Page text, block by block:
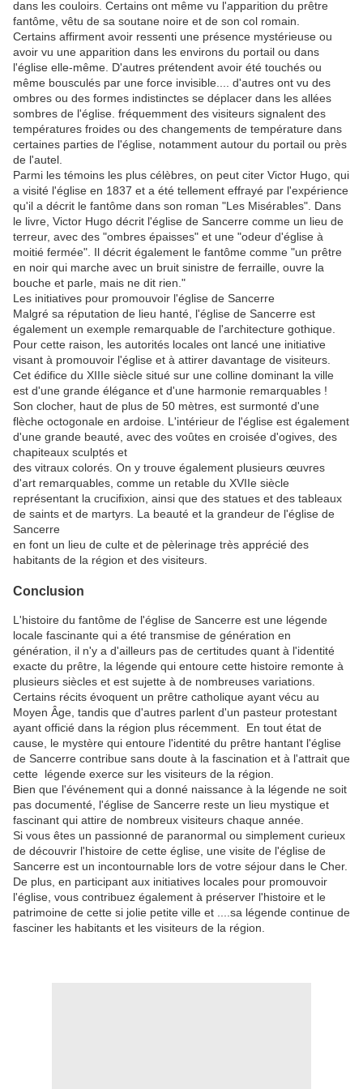
dans les couloirs. Certains ont même vu l'apparition du prêtre
fantôme, vêtu de sa soutane noire et de son col romain.
Certains affirment avoir ressenti une présence mystérieuse ou
avoir vu une apparition dans les environs du portail ou dans
l'église elle-même. D'autres prétendent avoir été touchés ou
même bousculés par une force invisible.... d'autres ont vu des
ombres ou des formes indistinctes se déplacer dans les allées
sombres de l'église. fréquemment des visiteurs signalent des
températures froides ou des changements de température dans
certaines parties de l'église, notamment autour du portail ou près
de l'autel.
Parmi les témoins les plus célèbres, on peut citer Victor Hugo, qui
a visité l'église en 1837 et a été tellement effrayé par l'expérience
qu'il a décrit le fantôme dans son roman "Les Misérables". Dans
le livre, Victor Hugo décrit l'église de Sancerre comme un lieu de
terreur, avec des "ombres épaisses" et une "odeur d'église à
moitié fermée". Il décrit également le fantôme comme "un prêtre
en noir qui marche avec un bruit sinistre de ferraille, ouvre la
bouche et parle, mais ne dit rien."
Les initiatives pour promouvoir l'église de Sancerre
Malgré sa réputation de lieu hanté, l'église de Sancerre est
également un exemple remarquable de l'architecture gothique.
Pour cette raison, les autorités locales ont lancé une initiative
visant à promouvoir l'église et à attirer davantage de visiteurs.
Cet édifice du XIIIe siècle situé sur une colline dominant la ville
est d'une grande élégance et d'une harmonie remarquables !
Son clocher, haut de plus de 50 mètres, est surmonté d'une
flèche octogonale en ardoise. L'intérieur de l'église est également
d'une grande beauté, avec des voûtes en croisée d'ogives, des
chapiteaux sculptés et
des vitraux colorés. On y trouve également plusieurs œuvres
d'art remarquables, comme un retable du XVIIe siècle
représentant la crucifixion, ainsi que des statues et des tableaux
de saints et de martyrs. La beauté et la grandeur de l'église de
Sancerre
en font un lieu de culte et de pèlerinage très apprécié des
habitants de la région et des visiteurs.
Conclusion
L'histoire du fantôme de l'église de Sancerre est une légende
locale fascinante qui a été transmise de génération en
génération, il n'y a d'ailleurs pas de certitudes quant à l'identité
exacte du prêtre, la légende qui entoure cette histoire remonte à
plusieurs siècles et est sujette à de nombreuses variations.
Certains récits évoquent un prêtre catholique ayant vécu au
Moyen Âge, tandis que d'autres parlent d'un pasteur protestant
ayant officié dans la région plus récemment. En tout état de
cause, le mystère qui entoure l'identité du prêtre hantant l'église
de Sancerre contribue sans doute à la fascination et à l'attrait que
cette légende exerce sur les visiteurs de la région.
Bien que l'événement qui a donné naissance à la légende ne soit
pas documenté, l'église de Sancerre reste un lieu mystique et
fascinant qui attire de nombreux visiteurs chaque année.
Si vous êtes un passionné de paranormal ou simplement curieux
de découvrir l'histoire de cette église, une visite de l'église de
Sancerre est un incontournable lors de votre séjour dans le Cher.
De plus, en participant aux initiatives locales pour promouvoir
l'église, vous contribuez également à préserver l'histoire et le
patrimoine de cette si jolie petite ville et ....sa légende continue de
fasciner les habitants et les visiteurs de la région.